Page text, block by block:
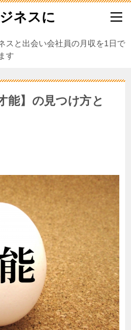
ネスに
スと出会い会社員の月収を1日で
す
能】の見つけ方と